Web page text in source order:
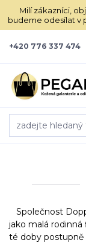
Milí zákazníci,
budeme odesílat v
+420 776 337 474
Společnost
jako malá
té doby postupně